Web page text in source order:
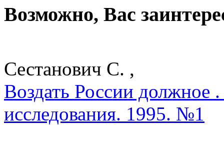
Возможно, Вас
Сестанович С. ,
Воздать России должное
исследования. 1995. №1